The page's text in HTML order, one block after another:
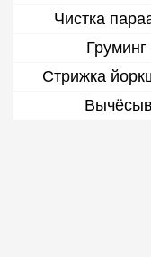
Чистка
Стрижка